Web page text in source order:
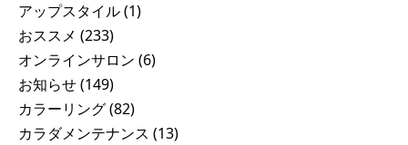
アップスタイル(1)
おススメ (233)
オンラインサロン (6)
お知らせ(149)
カラーリング(82)
カラダメンテナンス (13)